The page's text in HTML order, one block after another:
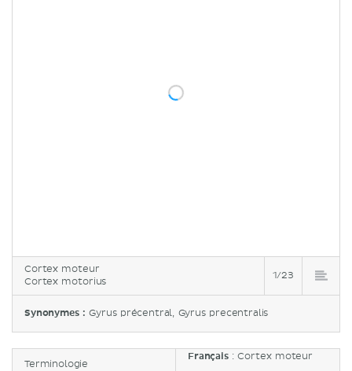
Cortex moteur
Cortex motorius
1/23
Synonymes :Gyrus précentral, Gyrus precentralis
Terminologie
Français: Cortex moteur